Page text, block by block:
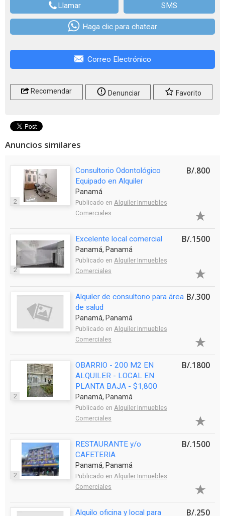
Llamar SMS
Haga clic para chatear
Correo Electrónico
Recomendar Denunciar Favorito
Anuncios similares
2
Consultorio Odontológico
Equipado en Alquiler
Panamá
Publicado en Alquiler Inmuebles
Comerciales
B/.800
2
Excelente local comercial
Panamá, Panamá
Publicado en Alquiler Inmuebles
Comerciales
B/.1500
Alquiler de consultorio para área
de salud
Panamá, Panamá
Publicado en Alquiler Inmuebles
Comerciales
B/.300
2
OBARRIO - 200 M2 EN
ALQUILER - LOCAL EN
PLANTA BAJA - $1,800
Panamá, Panamá
Publicado en Alquiler Inmuebles
Comerciales
B/.1800
2
RESTAURANTE y/o
CAFETERIA
Panamá, Panamá
Publicado en Alquiler Inmuebles
Comerciales
B/.1500
Alquilo oficina y local para
B/.250